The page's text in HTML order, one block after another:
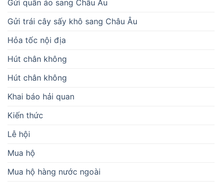
Gửi quần áo sang Châu Âu
Gửi trái cây sấy khô sang Châu Âu
Hỏa tốc nội địa
Hút chân không
Hút chân không
Khai báo hải quan
Kiến thức
Lễ hội
Mua hộ
Mua hộ hàng nước ngoài